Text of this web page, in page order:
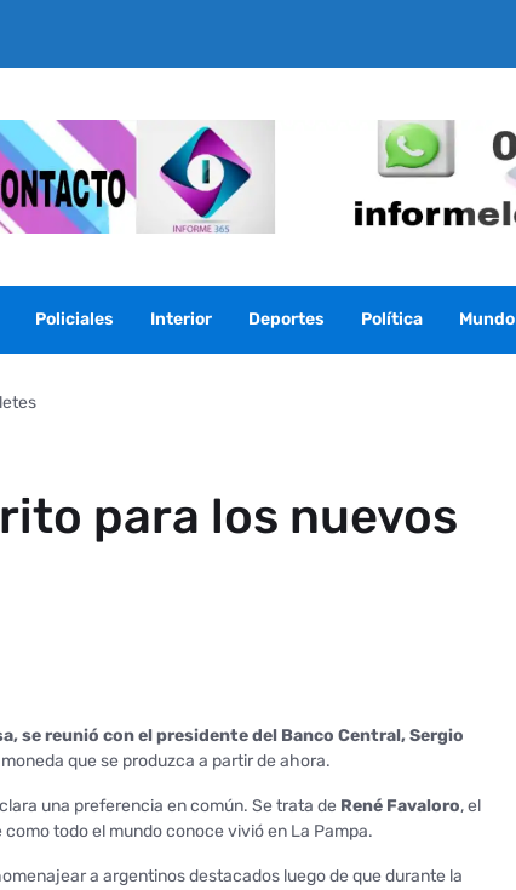
Policiales Interior Deportes Política Mundo
para los nuevos
se reunió con el presidente del Banco Central, Sergio
que se produzca a partir de ahora.
una preferencia en común. Se trata de René Favaloro, el
todo el mundo conoce vivió en La Pampa.
a argentinos destacados luego de que durante la